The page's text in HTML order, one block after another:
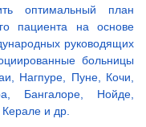
оптимальный план
пациента на основе
руководящих
больницы
Нагпуре, Пуне, Кочи,
Бангалоре, Нойде,
и др.